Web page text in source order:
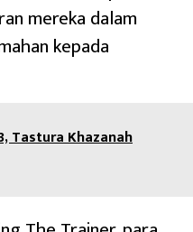
mereka dalam
kepada
Tastura Khazanah